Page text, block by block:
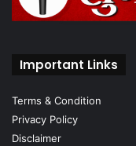
Important Links
Terms & Condition
Privacy Policy
Disclaimer